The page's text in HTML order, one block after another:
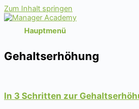
Zum Inhalt springen
Hauptmenü
Gehaltserhöhung
In 3 Schritten zur